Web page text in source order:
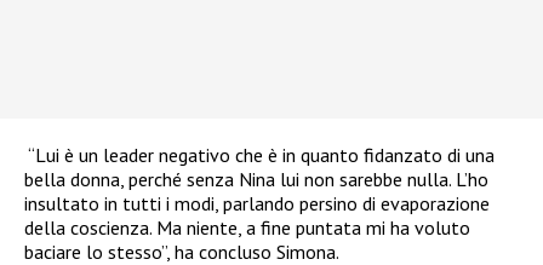
“Lui è un leader negativo che è in quanto fidanzato di una
bella donna, perché senza Nina lui non sarebbe nulla. L’ho
insultato in tutti i modi, parlando persino di evaporazione
della coscienza. Ma niente, a fine puntata mi ha voluto
baciare lo stesso”, ha concluso Simona.